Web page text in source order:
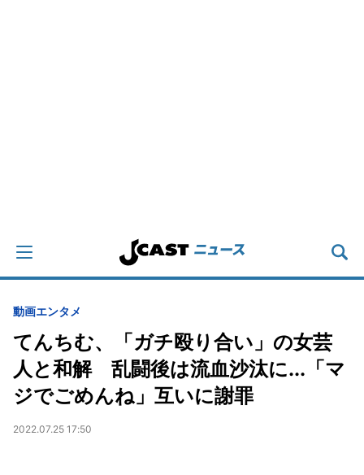
動画エンタメ
てんちむ、「ガチ殴り合い」の女芸
人と和解 乱闘後は流血沙汰に...「マ
ジでごめんね」互いに謝罪
2022.07.25 17:50